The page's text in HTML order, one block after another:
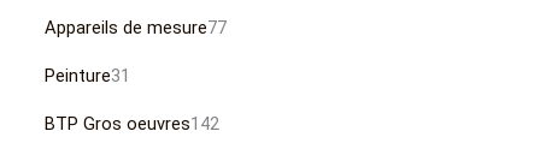
Appareils de mesure77
Peinture31
BTP Gros oeuvres142